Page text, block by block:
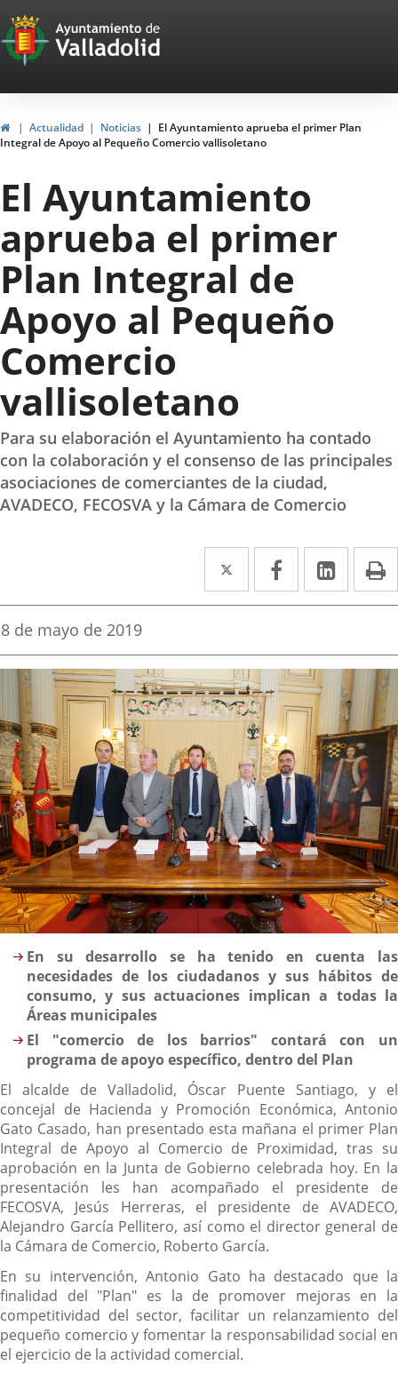
Portal
Web
del
Ayuntamiento
de
Valladolid
InicioActualidad Noticias
El Ayuntamiento aprueba el primer Plan
Integral de Apoyo al Pequeño Comercio vallisoletano
El Ayuntamiento
aprueba el primer
Plan Integral de
Apoyo al Pequeño
Comercio
vallisoletano
Para su elaboración el Ayuntamiento ha contado
con la colaboración y el consenso de las principales
asociaciones de comerciantes de la ciudad,
AVADECO, FECOSVA y la Cámara de Comercio
Twitter
Enlace
a
aplicación
externa.
Facebook
Enlace
a
aplicación
externa.
Enlace
a
Fecha
la
noticia
8 de mayo de 2019
Descripción
En su desarrollo se ha tenido en cuenta las
necesidades de los ciudadanos y sus hábitos de
consumo, y sus actuaciones implican a todas la
Áreas municipales
El "comercio de los barrios" contará con un
programa de apoyo específico, dentro del Plan
El alcalde de Valladolid, Óscar Puente Santiago, y el
concejal de Hacienda y Promoción Económica, Antonio
Gato Casado, han presentado esta mañana el primer Plan
Integral de Apoyo al Comercio de Proximidad, tras su
aprobación en la Junta de Gobierno celebrada hoy. En la
presentación les han acompañado el presidente de
FECOSVA, Jesús Herreras, el presidente de AVADECO,
Alejandro García Pellitero, así como el director general de
la Cámara de Comercio, Roberto García.
En su intervención, Antonio Gato ha destacado que la
finalidad del "Plan" es la de promover mejoras en la
competitividad del sector, facilitar un relanzamiento del
pequeño comercio y fomentar la responsabilidad social en
el ejercicio de la actividad comercial.